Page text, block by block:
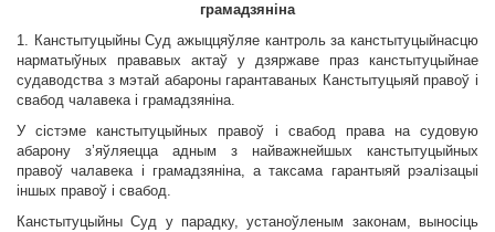
грамадзяніна
1. Канстытуцыйны Суд ажыццяўляе кантроль за канстытуцыйнасцю
нарматыўных прававых актаў у дзяржаве праз канстытуцыйнае
судаводства з мэтай абароны гарантаваных Канстытуцыяй правоў і
свабод чалавека і грамадзяніна.
У сістэме канстытуцыйных правоў і свабод права на судовую
абарону з’яўляецца адным з найважнейшых канстытуцыйных
правоў чалавека і грамадзяніна, а таксама гарантыяй рэалізацыі
іншых правоў і свабод.
Канстытуцыйны Суд у парадку, устаноўленым законам, выносіць